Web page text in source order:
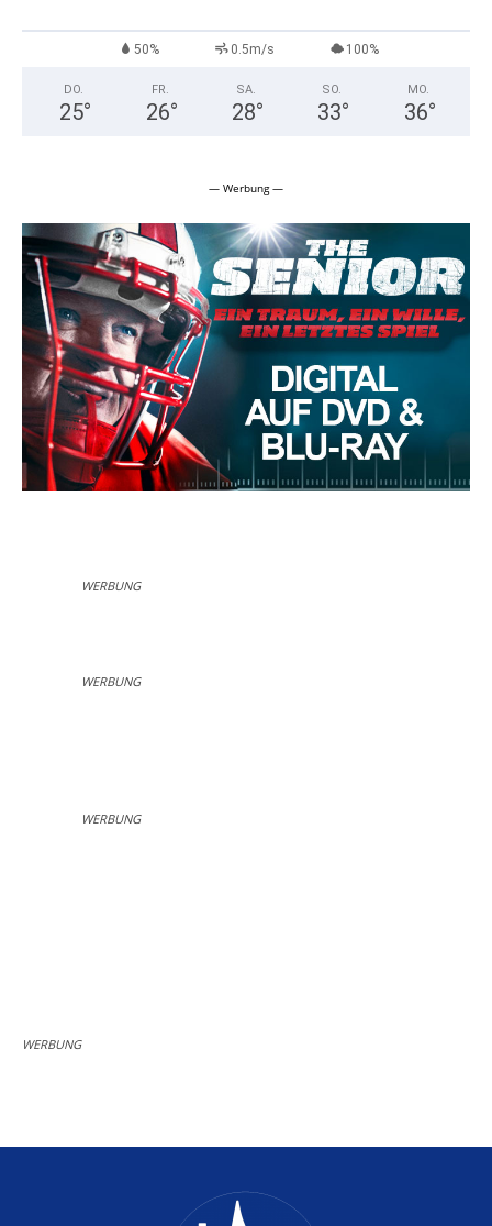
50% 0.5m/s 100%
DO.
25°
FR.
26°
SA.
28°
SO.
33°
MO.
36°
— Werbung —
WERBUNG
WERBUNG
WERBUNG
WERBUNG